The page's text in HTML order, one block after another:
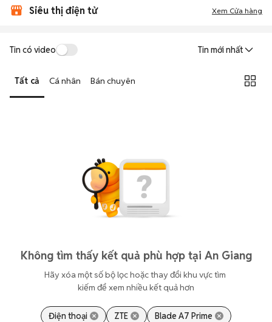
Siêu thị điện tử Xem Cửa hàng
Tin có video Tin mới nhất
Tất cả Cá nhân Bán chuyên
Không tìm thấy kết quả phù hợp tại An Giang
Hãy xóa một số bộ lọc hoặc thay đổi khu vực tìm
kiếm để xem nhiều kết quả hơn
Điện thoại ZTE Blade A7 Prime